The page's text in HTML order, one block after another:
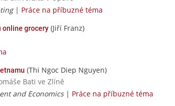
| Práce na příbuzné téma
online grocery (Jiří Franz)
(Thi Ngoc Diep Nguyen)
Bati ve Zlíně
and Economics| Práce na příbuzné téma